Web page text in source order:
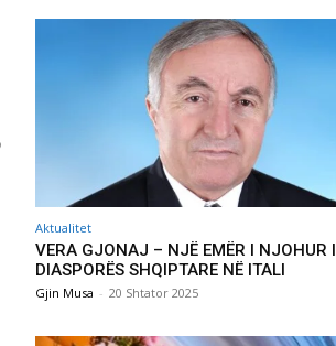
Aktualitet
VERA GJONAJ – NJË EMËR I NJOHUR I
DIASPORËS SHQIPTARE NË ITALI
Gjin Musa - 20 Shtator 2025